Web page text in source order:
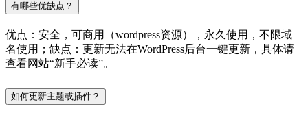
有哪些优缺点？
优点：安全，可商用（wordpress资源），永久使用，不限域
名使用；缺点：更新无法在WordPress后台一键更新，具体请
查看网站“新手必读”。
如何更新主题或插件？